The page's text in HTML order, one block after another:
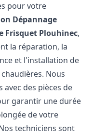
pour votre
Dépannage
Frisquet Plouhinec,
la réparation, la
et l'installation de
Nous
avec des pièces de
garantir une durée
de votre
techniciens sont